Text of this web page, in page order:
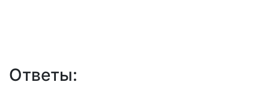
Ответы: